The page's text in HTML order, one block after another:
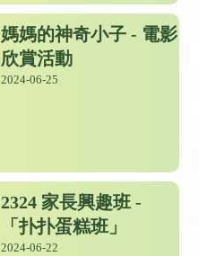
媽媽的神奇小子 - 電影
欣賞活動
2024-06-25
2324 家長興趣班 -
「扑扑蛋糕班」
2024-06-22